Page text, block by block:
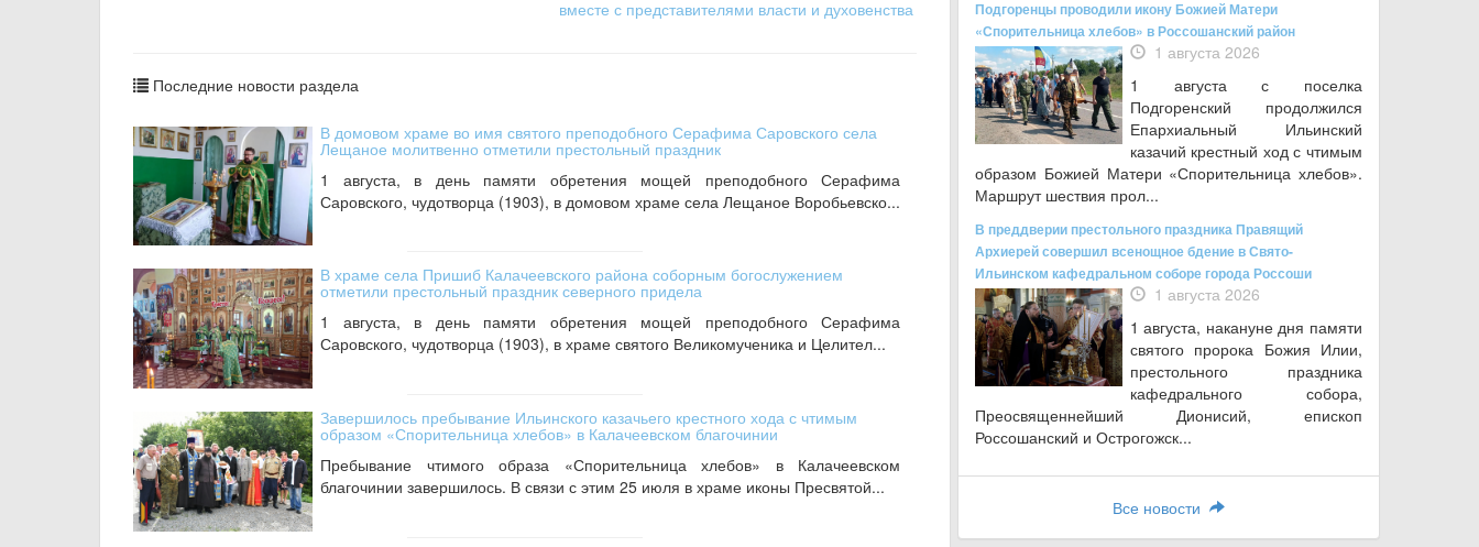
вместе с представителями власти и духовенства
Последние новости раздела
В домовом храме во имя святого преподобного Серафима Саровского села
Лещаное молитвенно отметили престольный праздник
1 августа, в день памяти обретения мощей преподобного Серафима
Саровского, чудотворца (1903), в домовом храме села Лещаное Воробьевско...
В храме села Пришиб Калачеевского района соборным богослужением
отметили престольный праздник северного придела
1 августа, в день памяти обретения мощей преподобного Серафима
Саровского, чудотворца (1903), в храме святого Великомученика и Целител...
Завершилось пребывание Ильинского казачьего крестного хода с чтимым
образом «Спорительница хлебов» в Калачеевском благочинии
Пребывание чтимого образа «Спорительница хлебов» в Калачеевском
благочинии завершилось. В связи с этим 25 июля в храме иконы Пресвятой...
Подгоренцы проводили икону Божией Матери
«Спорительница хлебов» в Россошанский район
1 августа 2026
1 августа с поселка
Подгоренский продолжился
Епархиальный Ильинский
казачий крестный ход с чтимым
образом Божией Матери «Спорительница хлебов».
Маршрут шествия прол...
В преддверии престольного праздника Правящий
Архиерей совершил всенощное бдение в Свято-
Ильинском кафедральном соборе города Россоши
1 августа 2026
1 августа, накануне дня памяти
святого пророка Божия Илии,
престольного праздника
кафедрального собора,
Преосвященнейший Дионисий, епископ
Россошанский и Острогожск...
Все новости